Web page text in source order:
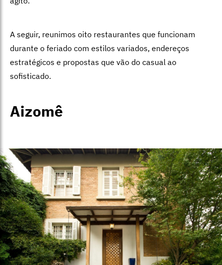
A seguir, reunimos oito restaurantes que funcionam
durante o feriado com estilos variados, endereços
estratégicos e propostas que vão do casual ao
sofisticado.
Aizomê